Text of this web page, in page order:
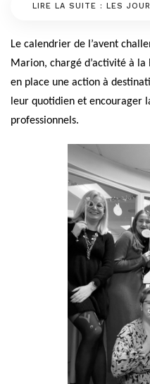
LIRE LA SUITE : LES
Le calendrier de l’avent
Marion, chargé d’activité à
en place une action à
leur quotidien et encourager
professionnels.